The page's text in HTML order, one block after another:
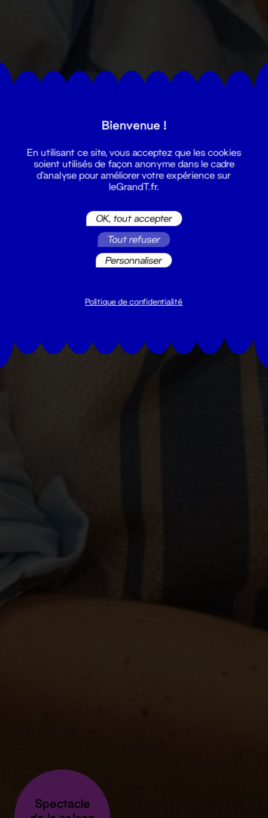
Spectacle
Bienvenue !
En utilisant ce site, vous acceptez que les cookies
soient utilisés de façon anonyme dans le cadre
d'analyse pour améliorer votre expérience sur
leGrandT.fr.
OK, tout accepter
Tout refuser
Personnaliser
Politique de confidentialité